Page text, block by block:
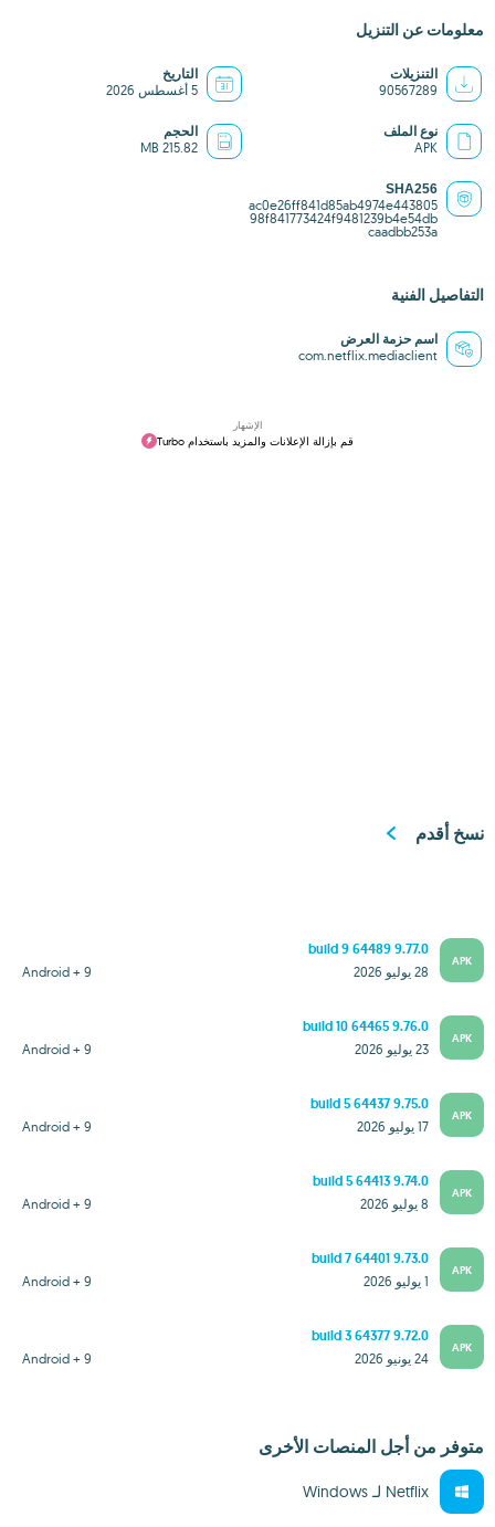
معلومات عن التنزيل
التنزيلات
90567289
التاريخ
5 أغسطس 2026
نوع الملف
APK
الحجم
215.82 MB
SHA256
ac0e26ff841d85ab4974e443805
98f841773424f9481239b4e54db
caadbb253a
التفاصيل الفنية
اسم حزمة العرض
com.netflix.mediaclient
الإشهار
قم بإزالة الإعلانات والمزيد باستخدام Turbo
نسخ أقدم
APK
9.77.0 build 9 64489
Android + 9 28 يوليو 2026
APK
9.76.0 build 10 64465
Android + 9 23 يوليو 2026
APK
9.75.0 build 5 64437
Android + 9 17 يوليو 2026
APK
9.74.0 build 5 64413
Android + 9 8 يوليو 2026
APK
9.73.0 build 7 64401
Android + 9 1 يوليو 2026
APK
9.72.0 build 3 64377
Android + 9 24 يونيو 2026
متوفر من أجل المنصات الأخرى
Netflix لـ Windows‏